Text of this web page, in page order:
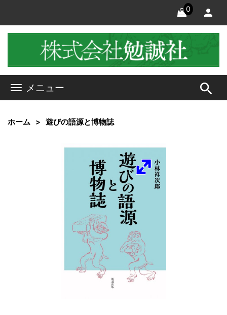
0
メニュー search
ホーム 遊びの語源と博物誌